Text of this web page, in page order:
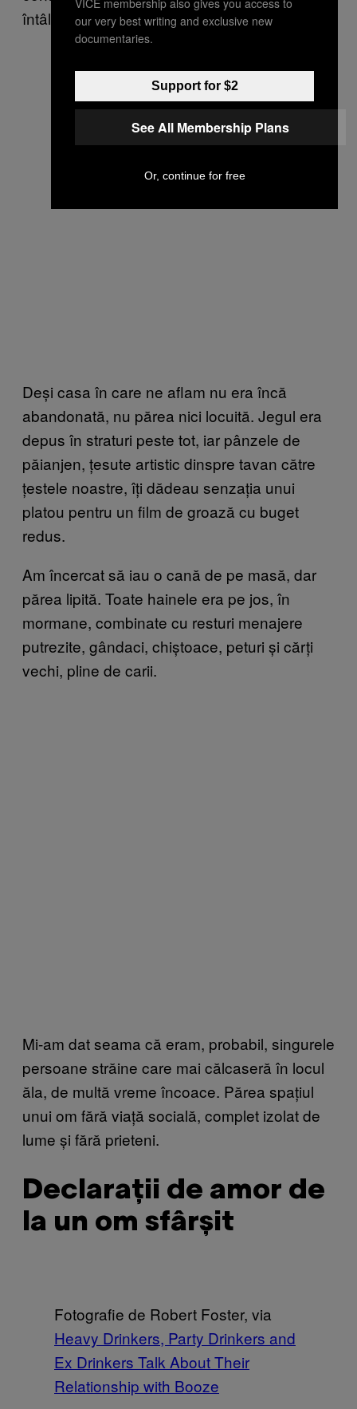
întâlnirii.
Deși casa în care ne aflam nu era încă
abandonată, nu părea nici locuită. Jegul era
depus în straturi peste tot, iar pânzele de
păianjen, țesute artistic dinspre tavan către
țestele noastre, îți dădeau senzația unui
platou pentru un film de groază cu buget
redus.
Am încercat să iau o cană de pe masă, dar
părea lipită. Toate hainele era pe jos, în
mormane, combinate cu resturi menajere
putrezite, gândaci, chiștoace, peturi și cărți
vechi, pline de carii.
Mi-am dat seama că eram, probabil, singurele
persoane străine care mai călcaseră în locul
ăla, de multă vreme încoace. Părea spațiul
unui om fără viață socială, complet izolat de
lume și fără prieteni.
Declarații de amor de
la un om sfârșit
Fotografie de Robert Foster, via
Heavy Drinkers, Party Drinkers and
Ex Drinkers Talk About Their
Relationship with Booze
our very best writing and exclusive new
documentaries.
Support for $2
See All Membership Plans
Or, continue for free